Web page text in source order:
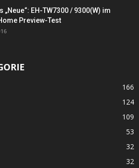
„Neue“: EH-TW7300 / 9300(W) im
Preview-Test
166
124
109
53
32
32